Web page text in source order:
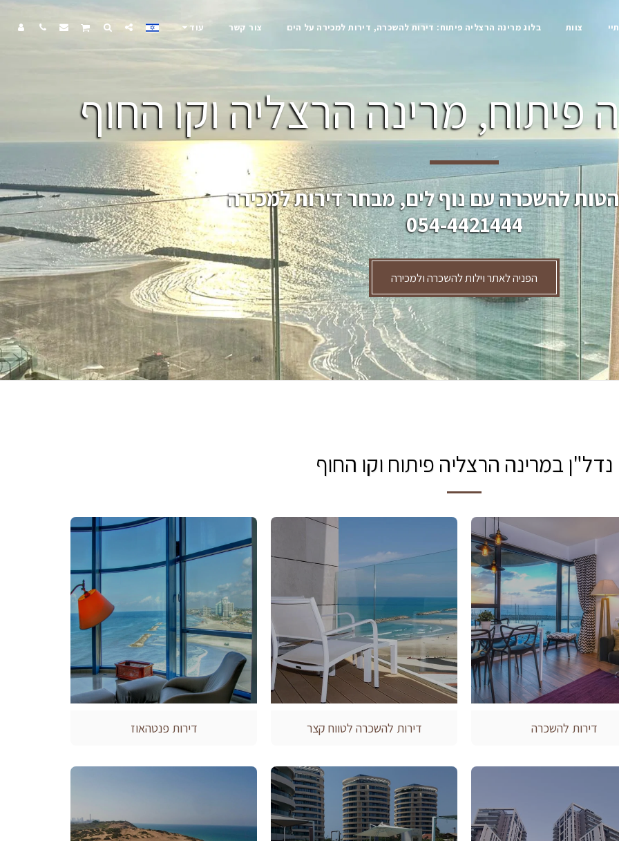
צוות בלוג מרינה הרצליה פיתוח: דירות להשכרה, דירות למכירה על הים צור קשר עוד
פיתוח, מרינה הרצליה וקו החוף
להשכרה עם נוף לים, מבחר דירות למכירה
054-4421444
הפניה לאתר וילות להשכרה ולמכירה
נדל"ן במרינה הרצליה פיתוח וקו החוף
דירות להשכרה דירות להשכרה לטווח קצר דירות פנטהאוז